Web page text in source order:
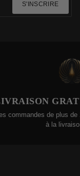
S'INSCRIRE
GRATUITE
de plus de 200 $
à la livraison gratuite